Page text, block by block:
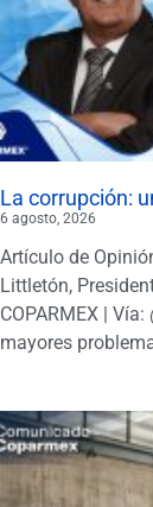
La corrupción:
6 agosto, 2026
Artículo de
Littletón,
COPARMEX |
mayores